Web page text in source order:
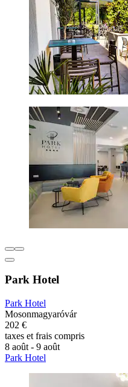
Park Hotel
Park Hotel
Mosonmagyaróvár
202 €
taxes et frais compris
8 août - 9 août
Park Hotel